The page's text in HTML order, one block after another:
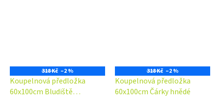
318 Kč –2 %
Koupelnová předložka
60x100cm Bludiště
318 Kč –2 %
Koupelnová předložka
60x100cm Čárky hnědé